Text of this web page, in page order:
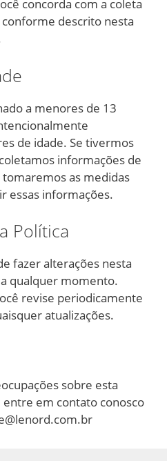
concorda com a coleta
descrito nesta
a menores de 13
de idade. Se tivermos
informações de
as medidas
essas informações.
Política
fazer alterações nesta
qualquer momento.
revise periodicamente
atualizações.
sobre esta
entre em contato conosco